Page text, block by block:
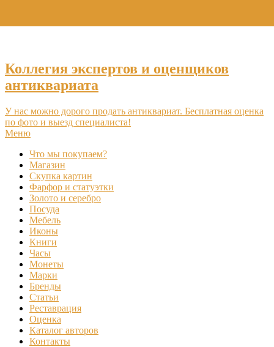
Коллегия экспертов и оценщиков
антиквариата
У нас можно дорого продать антиквариат. Бесплатная оценка
по фото и выезд специалиста!
Меню
Что мы покупаем?
Магазин
Скупка картин
Фарфор и статуэтки
Золото и серебро
Посуда
Мебель
Иконы
Книги
Часы
Монеты
Марки
Бренды
Статьи
Реставрация
Оценка
Каталог авторов
Контакты